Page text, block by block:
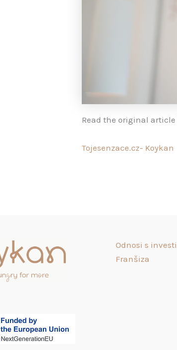
Read the original article
Tojesenzace.cz- Koykan
Odnosi s
Franšiza